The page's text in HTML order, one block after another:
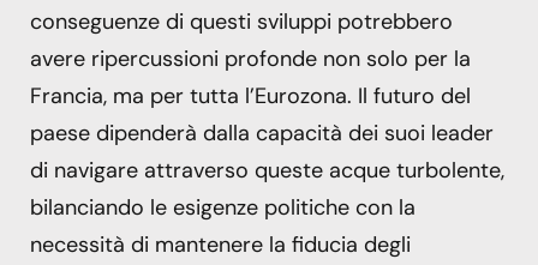
conseguenze di questi sviluppi potrebbero
avere ripercussioni profonde non solo per la
Francia, ma per tutta l’Eurozona. Il futuro del
paese dipenderà dalla capacità dei suoi leader
di navigare attraverso queste acque turbolente,
bilanciando le esigenze politiche con la
necessità di mantenere la fiducia degli